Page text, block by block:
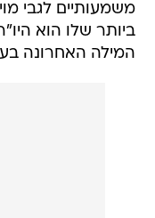
משמעותיים לגבי
ביותר שלו הוא
המילה האחרונה